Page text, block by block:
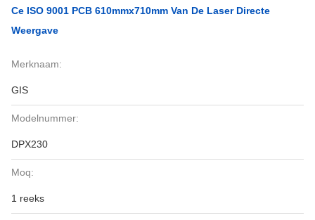
Ce ISO 9001 PCB 610mmx710mm Van De Laser Directe
Weergave
Merknaam:
GIS
Modelnummer:
DPX230
Moq:
1 reeks